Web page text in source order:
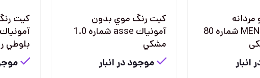
شوارتزكوف MEN شماره 80
كيت رنگ موي بدون
آمونياك asse شماره 1.0
مشكي
موجود در انبار
كيت
بلوطي